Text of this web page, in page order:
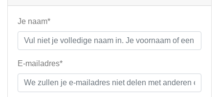
Je naam*
E-mailadres*